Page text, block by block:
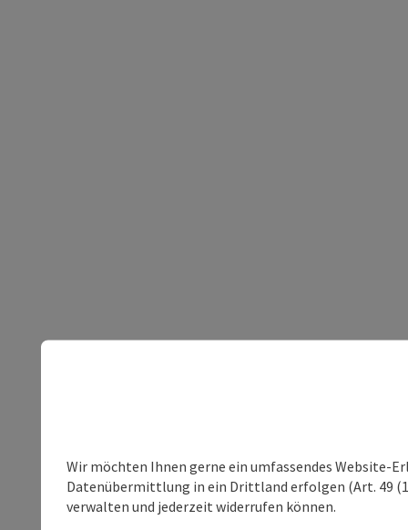
Wir möchten Ihnen gerne ein umfassendes Website-
Datenübermittlung in ein Drittland erfolgen (Art. 49
verwalten und jederzeit widerrufen können.